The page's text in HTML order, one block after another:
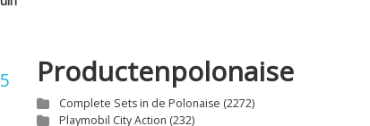
Productenpolonaise
Complete Sets in de Polonaise (2272)
Playmobil City Action (232)